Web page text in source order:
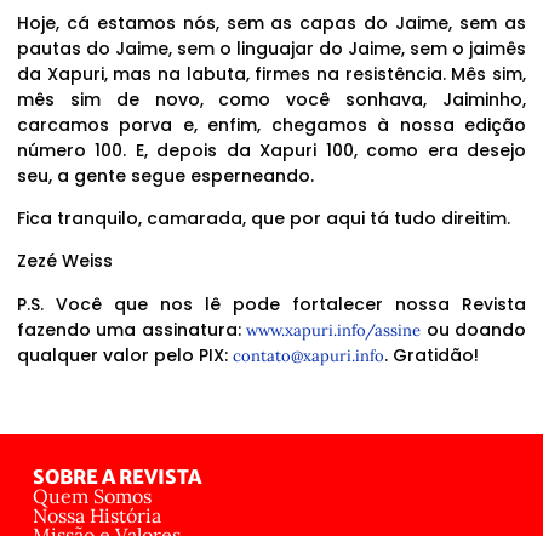
Hoje, cá estamos nós, sem as capas do Jaime, sem as
pautas do Jaime, sem o linguajar do Jaime, sem o jaimês
da Xapuri, mas na labuta, firmes na resistência. Mês sim,
mês sim de novo, como você sonhava, Jaiminho,
carcamos porva e, enfim, chegamos à nossa edição
número 100. E, depois da Xapuri 100, como era desejo
seu, a gente segue esperneando.
Fica tranquilo, camarada, que por aqui tá tudo direitim.
Zezé Weiss
P.S. Você que nos lê pode fortalecer nossa Revista
fazendo uma assinatura:www.xapuri.info/assine ou doando
qualquer valor pelo PIX: contato@xapuri.info. Gratidão!
SOBRE A REVISTA
Quem Somos
Nossa História